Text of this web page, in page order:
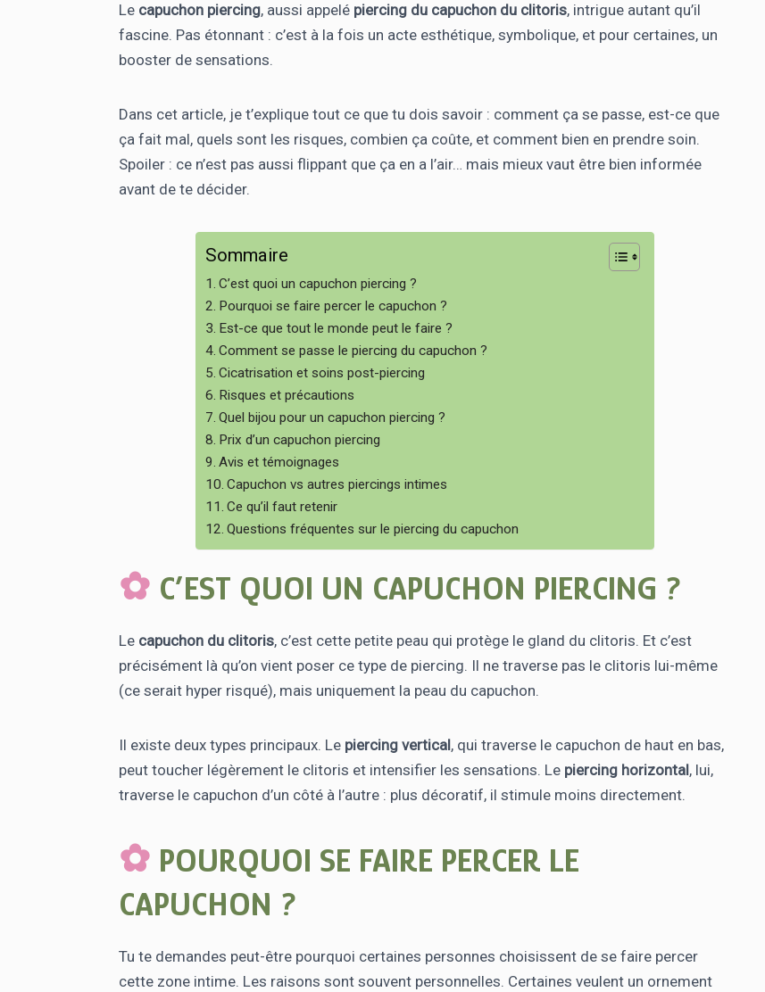
Le capuchon piercing, aussi appelé piercing du capuchon du clitoris, intrigue autant qu’il
fascine. Pas étonnant : c’est à la fois un acte esthétique, symbolique, et pour certaines, un
booster de sensations.
Dans cet article, je t’explique tout ce que tu dois savoir : comment ça se passe, est-ce que
ça fait mal, quels sont les risques, combien ça coûte, et comment bien en prendre soin.
Spoiler : ce n’est pas aussi flippant que ça en a l’air… mais mieux vaut être bien informée
avant de te décider.
Sommaire
C’est quoi un capuchon piercing ?
Pourquoi se faire percer le capuchon ?
Est-ce que tout le monde peut le faire ?
Comment se passe le piercing du capuchon ?
Cicatrisation et soins post-piercing
Risques et précautions
Quel bijou pour un capuchon piercing ?
Prix d’un capuchon piercing
Avis et témoignages
Capuchon vs autres piercings intimes
Ce qu’il faut retenir
Questions fréquentes sur le piercing du capuchon
C’EST QUOI UN CAPUCHON PIERCING ?
Le capuchon du clitoris, c’est cette petite peau qui protège le gland du clitoris. Et c’est
précisément là qu’on vient poser ce type de piercing. Il ne traverse pas le clitoris lui-même
(ce serait hyper risqué), mais uniquement la peau du capuchon.
Il existe deux types principaux. Le piercing vertical, qui traverse le capuchon de haut en bas,
peut toucher légèrement le clitoris et intensifier les sensations. Le piercing horizontal, lui,
traverse le capuchon d’un côté à l’autre : plus décoratif, il stimule moins directement.
POURQUOI SE FAIRE PERCER LE
CAPUCHON ?
Tu te demandes peut-être pourquoi certaines personnes choisissent de se faire percer
cette zone intime. Les raisons sont souvent personnelles. Certaines veulent un ornement